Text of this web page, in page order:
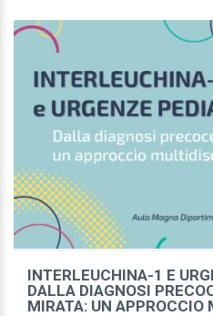
INTERLEUCHINA-1 E
DALLA DIAGNOSI
MIRATA: UN APPROCCIO